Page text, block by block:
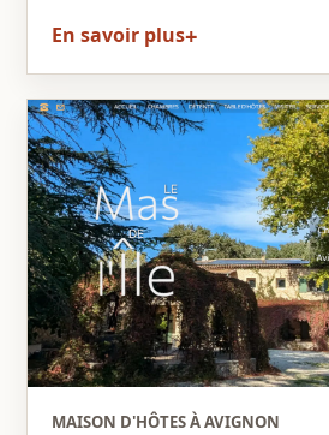
En savoir plus
MAISON D'HÔTES À AVIGNON